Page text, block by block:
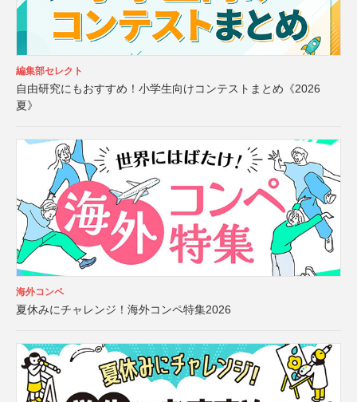
編集部セレクト
自由研究にもおすすめ！小学生向けコンテストまとめ《2026
夏》
海外コンペ
夏休みにチャレンジ！海外コンペ特集2026